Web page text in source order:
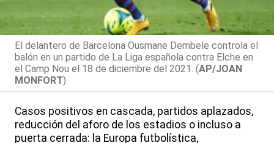
El delantero de Barcelona Ousmane Dembele controla el
balón en un partido de La Liga española contra Elche en
el Camp Nou el 18 de diciembre del 2021. (AP/JOAN
MONFORT)
Casos positivos en cascada, partidos aplazados,
reducción del aforo de los estadios o incluso a
puerta cerrada: la Europa futbolística,